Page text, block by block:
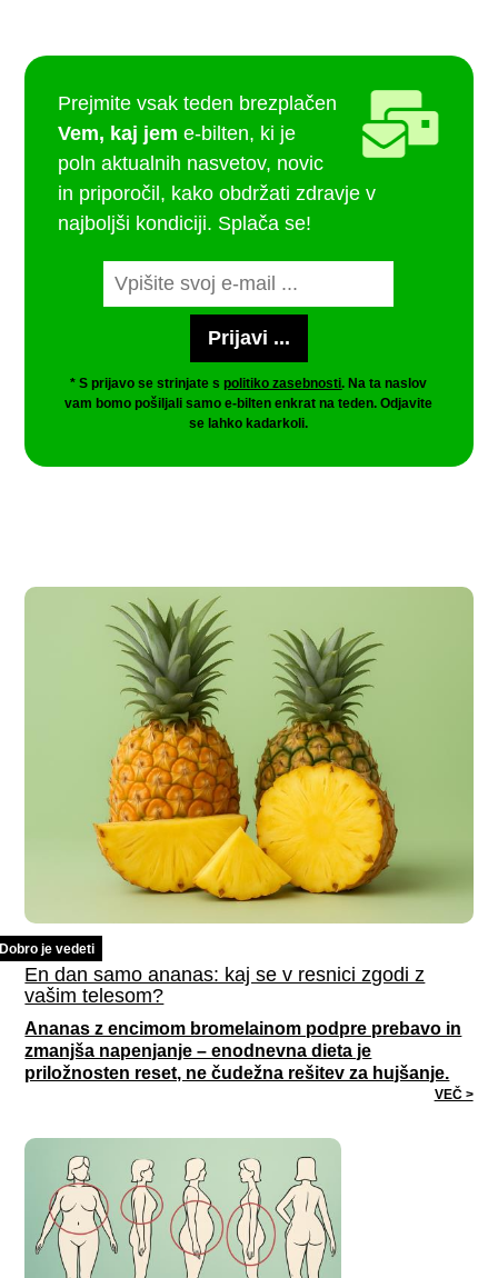
Prejmite vsak teden brezplačen
Vem, kaj jem e-bilten, ki je
poln aktualnih nasvetov, novic
in priporočil, kako obdržati zdravje v
najboljši kondiciji. Splača se!
* S prijavo se strinjate spolitiko zasebnosti. Na ta naslov
vam bomo pošiljali samo e-bilten enkrat na teden. Odjavite
se lahko kadarkoli.
Dobro je vedeti
En dan samo ananas: kaj se v resnici zgodi z
vašim telesom?
Ananas z encimom bromelainom podpre prebavo in
zmanjša napenjanje – enodnevna dieta je
priložnosten reset, ne čudežna rešitev za hujšanje.
VEČ >